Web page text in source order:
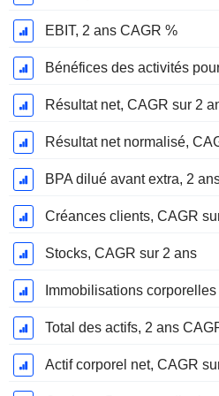
EBIT, 2 ans CAGR %
Résultat net, CAGR sur 2
Résultat net normalisé,
BPA dilué avant extra, 2
Créances clients, CAGR
Stocks, CAGR sur 2 ans
Total des actifs, 2 ans
Actif corporel net, CAGR